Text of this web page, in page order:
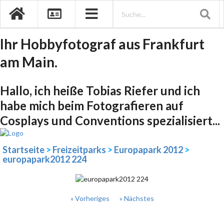
Ihr Hobbyfotograf aus Frankfurt
am Main.
Hallo, ich heiße Tobias Riefer und ich
habe mich beim Fotografieren auf
Cosplays und Conventions spezialisiert...
Startseite > Freizeitparks > Europapark 2012 >
europapark2012 224
« Vorheriges » Nächstes